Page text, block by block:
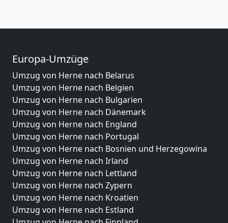
Europa-Umzüge
Umzug von Herne nach Belarus
Umzug von Herne nach Belgien
Umzug von Herne nach Bulgarien
Umzug von Herne nach Dänemark
Umzug von Herne nach England
Umzug von Herne nach Portugal
Umzug von Herne nach Bosnien und Herzegowina
Umzug von Herne nach Irland
Umzug von Herne nach Lettland
Umzug von Herne nach Zypern
Umzug von Herne nach Kroatien
Umzug von Herne nach Estland